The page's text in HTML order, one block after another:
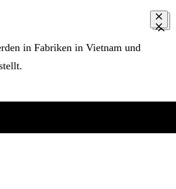
in Fabriken in Vietnam und